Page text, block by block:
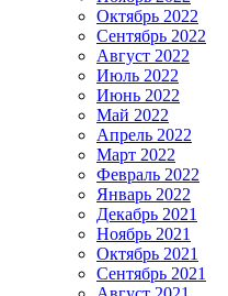
Октябрь 2022
Сентябрь 2022
Август 2022
Июль 2022
Июнь 2022
Май 2022
Апрель 2022
Март 2022
Февраль 2022
Январь 2022
Декабрь 2021
Ноябрь 2021
Октябрь 2021
Сентябрь 2021